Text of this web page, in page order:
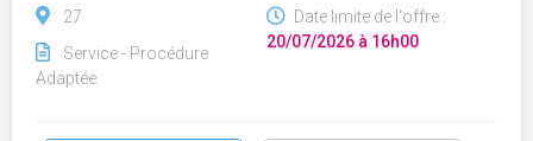
27
Service - Procédure
Adaptée
Date limite de l'offre :
20/07/2026 à 16h00